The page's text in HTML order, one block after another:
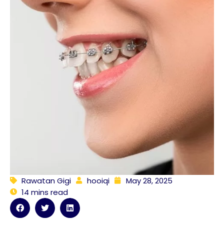
Rawatan Gigi hooiqi
May 28, 2025
14 mins read